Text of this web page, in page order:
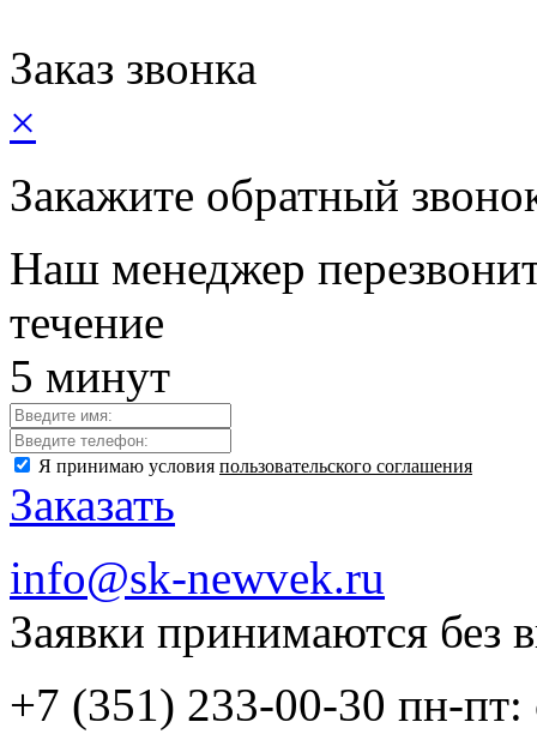
Заказ звонка
×
Закажите обратный
Наш менеджер
течение
5 минут
Я принимаю условия пользовательского соглашения
Заказать
info@sk-newvek.ru
Заявки принимаются без
+7 (351) 233-00-30 пн-пт: